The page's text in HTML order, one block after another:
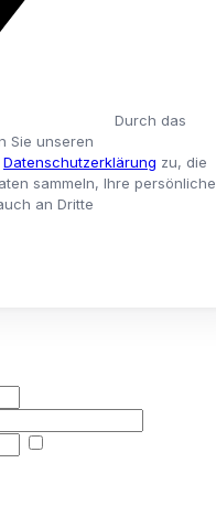
Durch das
Sie unseren
Datenschutzerklärung zu, die
sammeln, Ihre
an Dritte